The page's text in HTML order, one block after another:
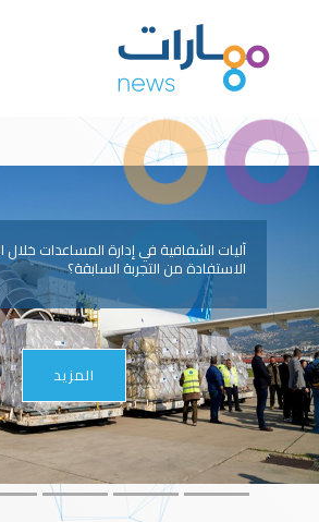
المزيد
آليات الشفافية في إدارة المساعدات
الاستفادة من التجربة السابقة؟